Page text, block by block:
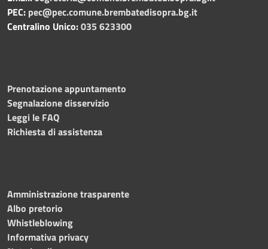
PEC: pec@pec.comune.brembatedisopra.bg.it
Centralino Unico:035 623300
Prenotazione appuntamento
Segnalazione disservizio
Leggi le FAQ
Richiesta di assistenza
Amministrazione trasparente
Albo pretorio
Whistleblowing
Informativa privacy